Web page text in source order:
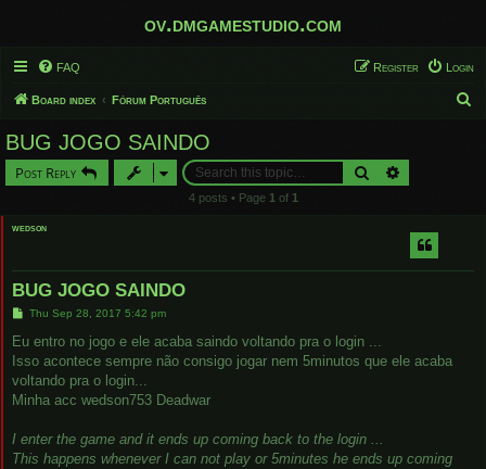
ov.dmgamestudio.com
FAQ Login
Register
Board index Fórum Português
BUG JOGO SAINDO
Post Reply Search
4 posts • Page 1 of 1
wedson
BUG JOGO SAINDO
P
s
Thu Sep 28, 2017 5:42 pm
Eu entro no jogo e ele acaba saindo voltando pra o login ...
Isso acontece sempre não consigo jogar nem 5minutos que ele acaba
voltando pra o login...
Minha acc wedson753 Deadwar
I enter the game and it ends up coming back to the login ...
This happens whenever I can not play or 5minutes he ends up coming